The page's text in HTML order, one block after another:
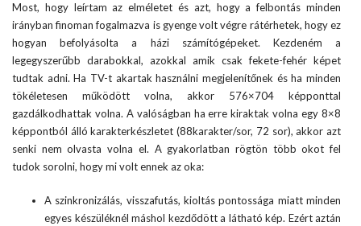
Most, hogy leírtam az elméletet és azt, hogy a felbontás minden
irányban finoman fogalmazva is gyenge volt végre rátérhetek, hogy ez
hogyan befolyásolta a házi számítógépeket. Kezdeném a
legegyszerűbb darabokkal, azokkal amik csak fekete-fehér képet
tudtak adni. Ha TV-t akartak használni megjelenítőnek és ha minden
tökéletesen működött volna, akkor 576×704 képponttal
gazdálkodhattak volna. A valóságban ha erre kiraktak volna egy 8×8
képpontból álló karakterkészletet (88karakter/sor, 72 sor), akkor azt
senki nem olvasta volna el. A gyakorlatban rögtön több okot fel
tudok sorolni, hogy mi volt ennek az oka:
A szinkronizálás, visszafutás, kioltás pontossága miatt minden
egyes készüléknél máshol kezdődött a látható kép. Ezért aztán